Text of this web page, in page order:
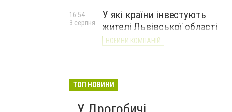
У які країни інвестують
жителі Львівської області
НОВИНИ КОМПАНІЙ
16:54
3 серпня
ТОП НОВИНИ